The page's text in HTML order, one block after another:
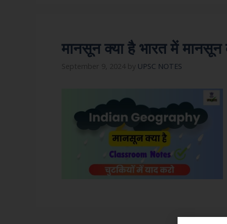
मानसून क्या है भारत में
September 9, 2024 by UPSC NOTES